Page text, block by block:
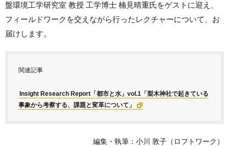
盤環境工学研究室 教授 工学博士 楠見晴重氏をゲストに迎え、
フィールドワークを交えながら行ったレクチャーについて、お
届けします。
関連記事
Insight Research Report「都市と水」vol.1「梨木神社で起きている
事象から考察する、課題と変革について」
編集・執筆：小川 敦子（ロフトワーク）